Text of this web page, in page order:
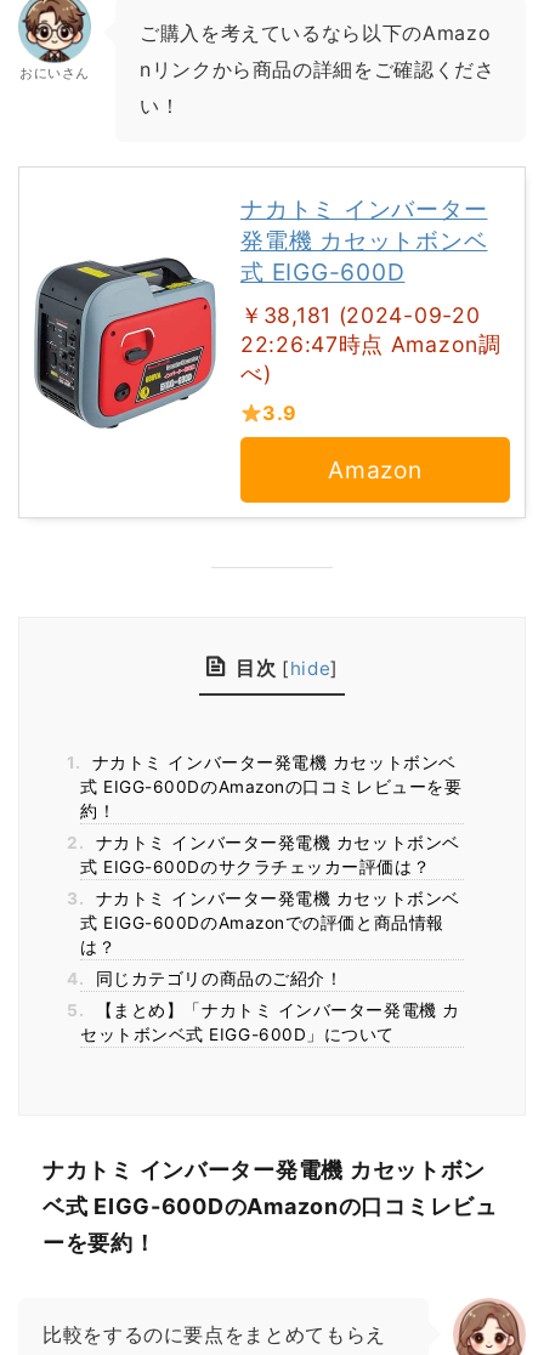
おにいさん
ご購入を考えているなら以下のAmazo
nリンクから商品の詳細をご確認くださ
い！
ナカトミ インバーター
発電機 カセットボンベ
式 EIGG-600D
￥38,181 (2024-09-20
22:26:47時点 Amazon調
べ)
3.9
Amazon
目次 [hide]
1.
ナカトミ インバーター発電機 カセットボンベ
式 EIGG-600DのAmazonの口コミレビューを要
約！
2.
ナカトミ インバーター発電機 カセットボンベ
式 EIGG-600Dのサクラチェッカー評価は？
3.
ナカトミ インバーター発電機 カセットボンベ
式 EIGG-600DのAmazonでの評価と商品情報
は？
4.
同じカテゴリの商品のご紹介！
5.
【まとめ】「ナカトミ インバーター発電機 カ
セットボンベ式 EIGG-600D」について
ナカトミ インバーター発電機 カセットボン
ベ式 EIGG-600DのAmazonの口コミレビュ
ーを要約！
比較をするのに要点をまとめてもらえ